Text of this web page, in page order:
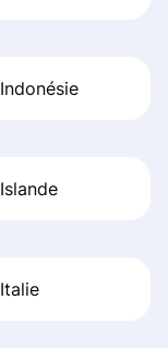
Indonésie
Islande
Italie